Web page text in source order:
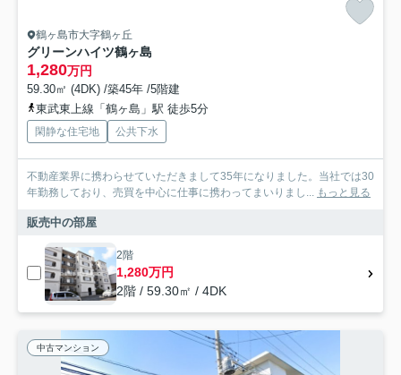
鶴ヶ島市大字鶴ヶ丘
グリーンハイツ鶴ヶ島
1,280万円
59.30㎡ (4DK) /築45年 /5階建
東武東上線「鶴ヶ島」駅 徒歩5分
閑静な住宅地 公共下水
不動産業界に携わらせていただきまして35年になりました。当社では30
年勤務しており、売買を中心に仕事に携わってまいりまし... もっと見る
販売中の部屋
2階
1,280万円
2階 / 59.30㎡ / 4DK
中古マンション